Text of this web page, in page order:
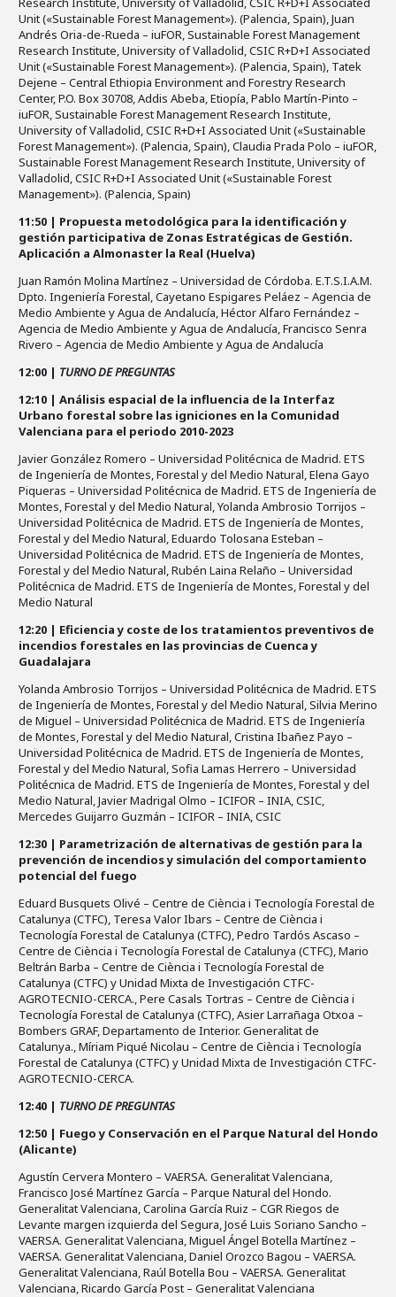
Unit («Sustainable Forest Management»). (Palencia, Spain), Juan
Andrés Oria-de-Rueda – iuFOR, Sustainable Forest Management
Research Institute, University of Valladolid, CSIC R+D+I Associated
Unit («Sustainable Forest Management»). (Palencia, Spain), Tatek
Dejene – Central Ethiopia Environment and Forestry Research
Center, P.O. Box 30708, Addis Abeba, Etiopía, Pablo Martín-Pinto –
iuFOR, Sustainable Forest Management Research Institute,
University of Valladolid, CSIC R+D+I Associated Unit («Sustainable
Forest Management»). (Palencia, Spain), Claudia Prada Polo – iuFOR,
Sustainable Forest Management Research Institute, University of
Valladolid, CSIC R+D+I Associated Unit («Sustainable Forest
Management»). (Palencia, Spain)
11:50 | Propuesta metodológica para la identificación y
gestión participativa de Zonas Estratégicas de Gestión.
Aplicación a Almonaster la Real (Huelva)
Juan Ramón Molina Martínez – Universidad de Córdoba. E.T.S.I.A.M.
Dpto. Ingeniería Forestal, Cayetano Espigares Peláez – Agencia de
Medio Ambiente y Agua de Andalucía, Héctor Alfaro Fernández –
Agencia de Medio Ambiente y Agua de Andalucía, Francisco Senra
Rivero – Agencia de Medio Ambiente y Agua de Andalucía
12:00 | TURNO DE PREGUNTAS
12:10 | Análisis espacial de la influencia de la Interfaz
Urbano forestal sobre las igniciones en la Comunidad
Valenciana para el periodo 2010-2023
Javier González Romero – Universidad Politécnica de Madrid. ETS
de Ingeniería de Montes, Forestal y del Medio Natural, Elena Gayo
Piqueras – Universidad Politécnica de Madrid. ETS de Ingeniería de
Montes, Forestal y del Medio Natural, Yolanda Ambrosio Torrijos –
Universidad Politécnica de Madrid. ETS de Ingeniería de Montes,
Forestal y del Medio Natural, Eduardo Tolosana Esteban –
Universidad Politécnica de Madrid. ETS de Ingeniería de Montes,
Forestal y del Medio Natural, Rubén Laina Relaño – Universidad
Politécnica de Madrid. ETS de Ingeniería de Montes, Forestal y del
Medio Natural
12:20 | Eficiencia y coste de los tratamientos preventivos de
incendios forestales en las provincias de Cuenca y
Guadalajara
Yolanda Ambrosio Torrijos – Universidad Politécnica de Madrid. ETS
de Ingeniería de Montes, Forestal y del Medio Natural, Silvia Merino
de Miguel – Universidad Politécnica de Madrid. ETS de Ingeniería
de Montes, Forestal y del Medio Natural, Cristina Ibañez Payo –
Universidad Politécnica de Madrid. ETS de Ingeniería de Montes,
Forestal y del Medio Natural, Sofia Lamas Herrero – Universidad
Politécnica de Madrid. ETS de Ingeniería de Montes, Forestal y del
Medio Natural, Javier Madrigal Olmo – ICIFOR – INIA, CSIC,
Mercedes Guijarro Guzmán – ICIFOR – INIA, CSIC
12:30 | Parametrización de alternativas de gestión para la
prevención de incendios y simulación del comportamiento
potencial del fuego
Eduard Busquets Olivé – Centre de Ciència i Tecnología Forestal de
Catalunya (CTFC), Teresa Valor Ibars – Centre de Ciència i
Tecnología Forestal de Catalunya (CTFC), Pedro Tardós Ascaso –
Centre de Ciència i Tecnología Forestal de Catalunya (CTFC), Mario
Beltrán Barba – Centre de Ciència i Tecnología Forestal de
Catalunya (CTFC) y Unidad Mixta de Investigación CTFC-
AGROTECNIO-CERCA., Pere Casals Tortras – Centre de Ciència i
Tecnología Forestal de Catalunya (CTFC), Asier Larrañaga Otxoa –
Bombers GRAF, Departamento de Interior. Generalitat de
Catalunya., Míriam Piqué Nicolau – Centre de Ciència i Tecnología
Forestal de Catalunya (CTFC) y Unidad Mixta de Investigación CTFC-
AGROTECNIO-CERCA.
12:40 | TURNO DE PREGUNTAS
12:50 | Fuego y Conservación en el Parque Natural del Hondo
(Alicante)
Agustín Cervera Montero – VAERSA. Generalitat Valenciana,
Francisco José Martínez García – Parque Natural del Hondo.
Generalitat Valenciana, Carolina García Ruiz – CGR Riegos de
Levante margen izquierda del Segura, José Luis Soriano Sancho –
VAERSA. Generalitat Valenciana, Miguel Ángel Botella Martínez –
VAERSA. Generalitat Valenciana, Daniel Orozco Bagou – VAERSA.
Generalitat Valenciana, Raúl Botella Bou – VAERSA. Generalitat
Valenciana, Ricardo García Post – Generalitat Valenciana